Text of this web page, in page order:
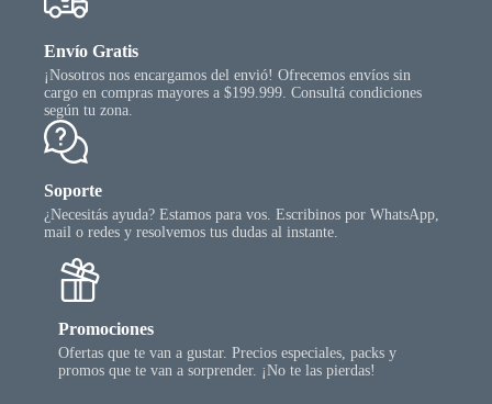
Envío Gratis
¡Nosotros nos encargamos del envió! Ofrecemos envíos sin
cargo en compras mayores a $199.999. Consultá condiciones
según tu zona.
Soporte
¿Necesitás ayuda? Estamos para vos. Escribinos por WhatsApp,
mail o redes y resolvemos tus dudas al instante.
Promociones
Ofertas que te van a gustar. Precios especiales, packs y
promos que te van a sorprender. ¡No te las pierdas!